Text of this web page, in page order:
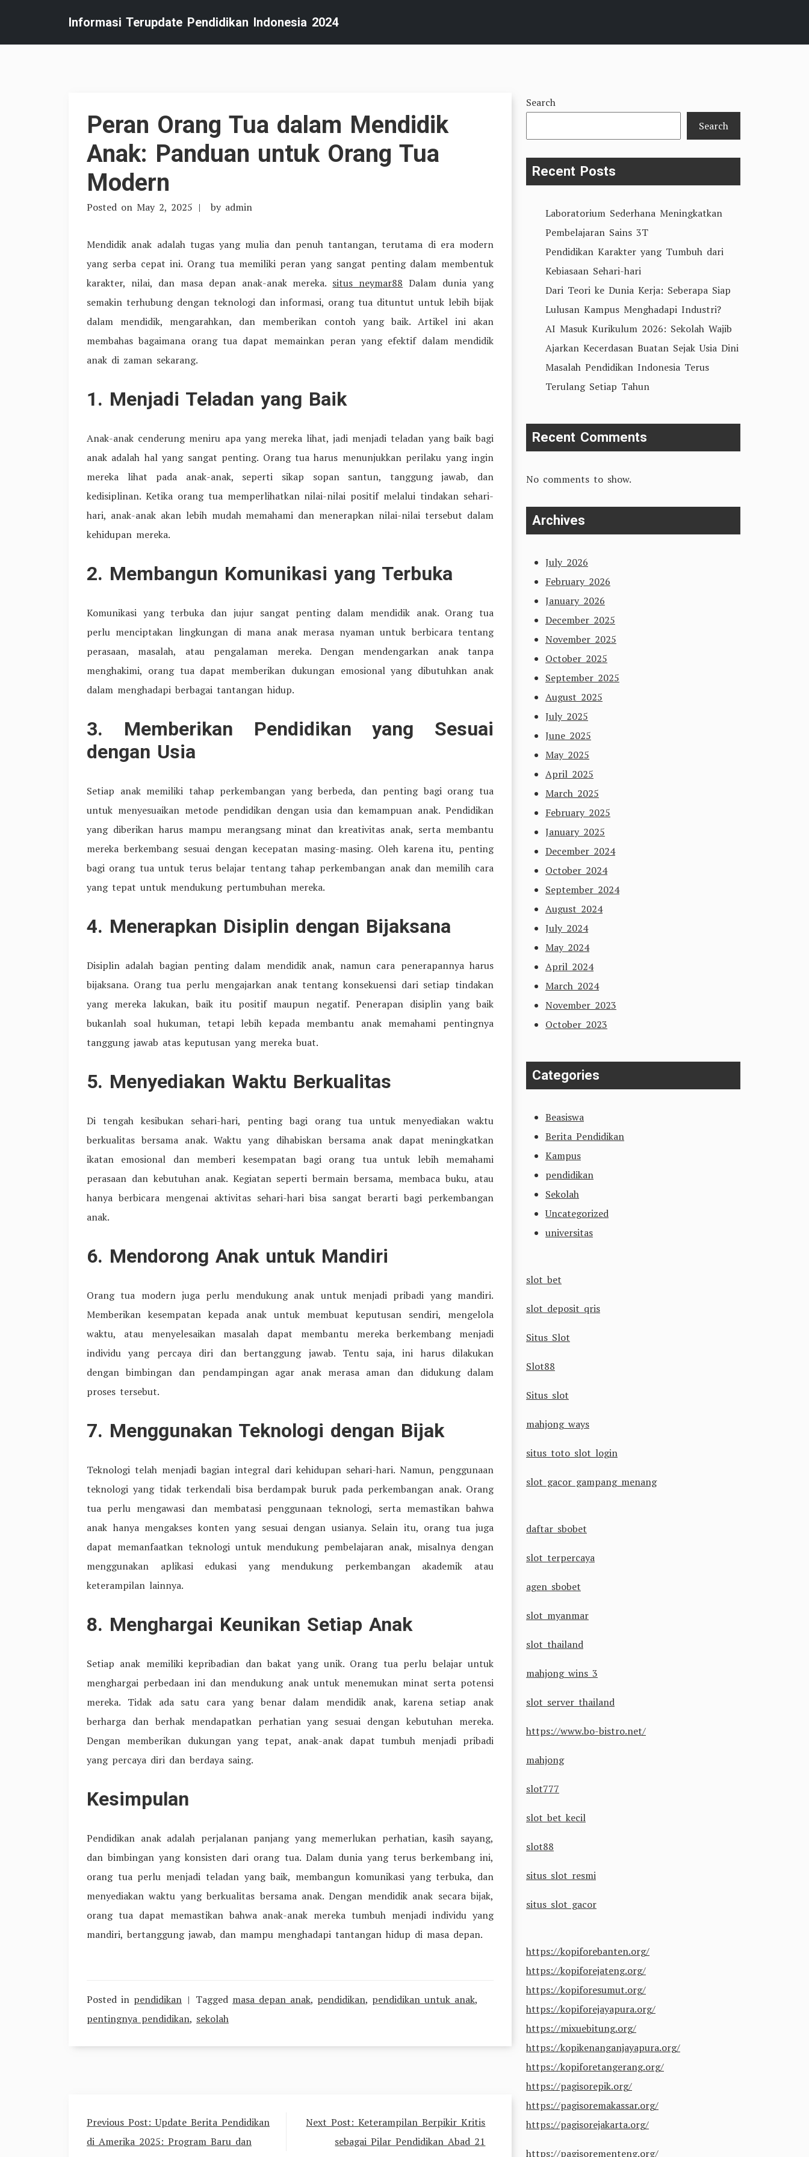
content
Informasi Terupdate Pendidikan Indonesia 2024
Peran Orang Tua dalam Mendidik
Anak: Panduan untuk Orang Tua
Modern
Posted on May 2, 2025 by admin
Mendidik anak adalah tugas yang mulia dan penuh tantangan, terutama di era modern
yang serba cepat ini. Orang tua memiliki peran yang sangat penting dalam membentuk
karakter, nilai, dan masa depan anak-anak mereka. situs neymar88 Dalam dunia yang
semakin terhubung dengan teknologi dan informasi, orang tua dituntut untuk lebih bijak
dalam mendidik, mengarahkan, dan memberikan contoh yang baik. Artikel ini akan
membahas bagaimana orang tua dapat memainkan peran yang efektif dalam mendidik
anak di zaman sekarang.
1. Menjadi Teladan yang Baik
Anak-anak cenderung meniru apa yang mereka lihat, jadi menjadi teladan yang baik bagi
anak adalah hal yang sangat penting. Orang tua harus menunjukkan perilaku yang ingin
mereka lihat pada anak-anak, seperti sikap sopan santun, tanggung jawab, dan
kedisiplinan. Ketika orang tua memperlihatkan nilai-nilai positif melalui tindakan sehari-
hari, anak-anak akan lebih mudah memahami dan menerapkan nilai-nilai tersebut dalam
kehidupan mereka.
2. Membangun Komunikasi yang Terbuka
Komunikasi yang terbuka dan jujur sangat penting dalam mendidik anak. Orang tua
perlu menciptakan lingkungan di mana anak merasa nyaman untuk berbicara tentang
perasaan, masalah, atau pengalaman mereka. Dengan mendengarkan anak tanpa
menghakimi, orang tua dapat memberikan dukungan emosional yang dibutuhkan anak
dalam menghadapi berbagai tantangan hidup.
3. Memberikan Pendidikan yang Sesuai
dengan Usia
Setiap anak memiliki tahap perkembangan yang berbeda, dan penting bagi orang tua
untuk menyesuaikan metode pendidikan dengan usia dan kemampuan anak. Pendidikan
yang diberikan harus mampu merangsang minat dan kreativitas anak, serta membantu
mereka berkembang sesuai dengan kecepatan masing-masing. Oleh karena itu, penting
bagi orang tua untuk terus belajar tentang tahap perkembangan anak dan memilih cara
yang tepat untuk mendukung pertumbuhan mereka.
4. Menerapkan Disiplin dengan Bijaksana
Disiplin adalah bagian penting dalam mendidik anak, namun cara penerapannya harus
bijaksana. Orang tua perlu mengajarkan anak tentang konsekuensi dari setiap tindakan
yang mereka lakukan, baik itu positif maupun negatif. Penerapan disiplin yang baik
bukanlah soal hukuman, tetapi lebih kepada membantu anak memahami pentingnya
tanggung jawab atas keputusan yang mereka buat.
5. Menyediakan Waktu Berkualitas
Di tengah kesibukan sehari-hari, penting bagi orang tua untuk menyediakan waktu
berkualitas bersama anak. Waktu yang dihabiskan bersama anak dapat meningkatkan
ikatan emosional dan memberi kesempatan bagi orang tua untuk lebih memahami
perasaan dan kebutuhan anak. Kegiatan seperti bermain bersama, membaca buku, atau
hanya berbicara mengenai aktivitas sehari-hari bisa sangat berarti bagi perkembangan
anak.
6. Mendorong Anak untuk Mandiri
Orang tua modern juga perlu mendukung anak untuk menjadi pribadi yang mandiri.
Memberikan kesempatan kepada anak untuk membuat keputusan sendiri, mengelola
waktu, atau menyelesaikan masalah dapat membantu mereka berkembang menjadi
individu yang percaya diri dan bertanggung jawab. Tentu saja, ini harus dilakukan
dengan bimbingan dan pendampingan agar anak merasa aman dan didukung dalam
proses tersebut.
7. Menggunakan Teknologi dengan Bijak
Teknologi telah menjadi bagian integral dari kehidupan sehari-hari. Namun, penggunaan
teknologi yang tidak terkendali bisa berdampak buruk pada perkembangan anak. Orang
tua perlu mengawasi dan membatasi penggunaan teknologi, serta memastikan bahwa
anak hanya mengakses konten yang sesuai dengan usianya. Selain itu, orang tua juga
dapat memanfaatkan teknologi untuk mendukung pembelajaran anak, misalnya dengan
menggunakan aplikasi edukasi yang mendukung perkembangan akademik atau
keterampilan lainnya.
8. Menghargai Keunikan Setiap Anak
Setiap anak memiliki kepribadian dan bakat yang unik. Orang tua perlu belajar untuk
menghargai perbedaan ini dan mendukung anak untuk menemukan minat serta potensi
mereka. Tidak ada satu cara yang benar dalam mendidik anak, karena setiap anak
berharga dan berhak mendapatkan perhatian yang sesuai dengan kebutuhan mereka.
Dengan memberikan dukungan yang tepat, anak-anak dapat tumbuh menjadi pribadi
yang percaya diri dan berdaya saing.
Kesimpulan
Pendidikan anak adalah perjalanan panjang yang memerlukan perhatian, kasih sayang,
dan bimbingan yang konsisten dari orang tua. Dalam dunia yang terus berkembang ini,
orang tua perlu menjadi teladan yang baik, membangun komunikasi yang terbuka, dan
menyediakan waktu yang berkualitas bersama anak. Dengan mendidik anak secara bijak,
orang tua dapat memastikan bahwa anak-anak mereka tumbuh menjadi individu yang
mandiri, bertanggung jawab, dan mampu menghadapi tantangan hidup di masa depan.
Posted in pendidikan Tagged masa depan anak, pendidikan, pendidikan untuk anak,
pentingnya pendidikan, sekolah
Post
navigation
Previous Post: Update Berita Pendidikan
di Amerika 2025: Program Baru dan
Next Post: Keterampilan Berpikir Kritis
sebagai Pilar Pendidikan Abad 21
Search
Search
Recent Posts
Laboratorium Sederhana Meningkatkan
Pembelajaran Sains 3T
Pendidikan Karakter yang Tumbuh dari
Kebiasaan Sehari-hari
Dari Teori ke Dunia Kerja: Seberapa Siap
Lulusan Kampus Menghadapi Industri?
AI Masuk Kurikulum 2026: Sekolah Wajib
Ajarkan Kecerdasan Buatan Sejak Usia Dini
Masalah Pendidikan Indonesia Terus
Terulang Setiap Tahun
Recent Comments
No comments to show.
Archives
July 2026
February 2026
January 2026
December 2025
November 2025
October 2025
September 2025
August 2025
July 2025
June 2025
May 2025
April 2025
March 2025
February 2025
January 2025
December 2024
October 2024
September 2024
August 2024
July 2024
May 2024
April 2024
March 2024
November 2023
October 2023
Categories
Beasiswa
Berita Pendidikan
Kampus
pendidikan
Sekolah
Uncategorized
universitas
slot bet
slot deposit qris
Situs Slot
Slot88
Situs slot
mahjong ways
situs toto slot login
slot gacor gampang menang
daftar sbobet
slot terpercaya
agen sbobet
slot myanmar
slot thailand
mahjong wins 3
slot server thailand
https://www.bo-bistro.net/
mahjong
slot777
slot bet kecil
slot88
situs slot resmi
situs slot gacor
https://kopiforebanten.org/
https://kopiforejateng.org/
https://kopiforesumut.org/
https://kopiforejayapura.org/
https://mixuebitung.org/
https://kopikenanganjayapura.org/
https://kopiforetangerang.org/
https://pagisorepik.org/
https://pagisoremakassar.org/
https://pagisorejakarta.org/
https://pagisorementeng.org/